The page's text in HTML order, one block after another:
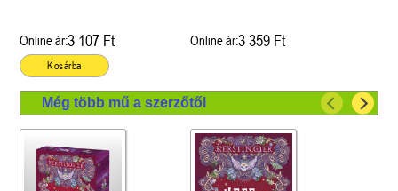
Online ár:3 107 Ft
Kosárba
Online ár:3 359 Ft
Még több mű a szerzőtől